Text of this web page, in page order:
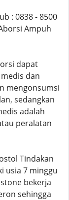
: 0838 - 8500
Ampuh
dapat
dan
mengonsumsi
sedangkan
adalah
peralatan
Tindakan
usia 7 minggu
bekerja
sehingga